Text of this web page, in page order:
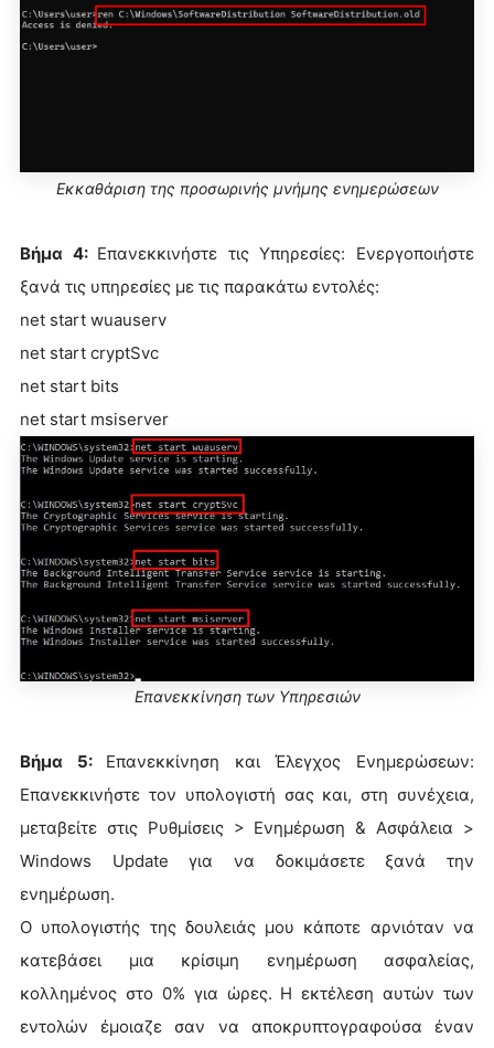
Εκκαθάριση της προσωρινής μνήμης ενημερώσεων
Βήμα 4: Επανεκκινήστε τις Υπηρεσίες: Ενεργοποιήστε
ξανά τις υπηρεσίες με τις παρακάτω εντολές:
net start wuauserv
net start cryptSvc
net start bits
net start msiserver
Επανεκκίνηση των Υπηρεσιών
Βήμα 5: Επανεκκίνηση και Έλεγχος Ενημερώσεων:
Επανεκκινήστε τον υπολογιστή σας και, στη συνέχεια,
μεταβείτε στις Ρυθμίσεις > Ενημέρωση & Ασφάλεια >
Windows Update για να δοκιμάσετε ξανά την
ενημέρωση.
Ο υπολογιστής της δουλειάς μου κάποτε αρνιόταν να
κατεβάσει μια κρίσιμη ενημέρωση ασφαλείας,
κολλημένος στο 0% για ώρες. Η εκτέλεση αυτών των
εντολών έμοιαζε σαν να αποκρυπτογραφούσα έναν